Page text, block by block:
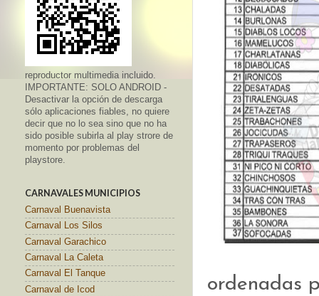
ordenadas
reproductor multimedia incluido.
IMPORTANTE: SOLO ANDROID -
Desactivar la opción de descarga
sólo aplicaciones fiables, no quiere
decir que no lo sea sino que no ha
sido posible subirla al play strore de
momento por problemas del
playstore.
CARNAVALES MUNICIPIOS
Carnaval Buenavista
Carnaval Los Silos
Carnaval Garachico
Carnaval La Caleta
Carnaval El Tanque
Carnaval de Icod